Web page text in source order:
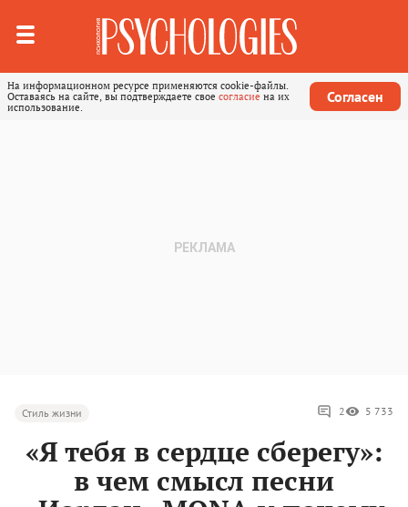
На информационном ресурсе применяются cookie-файлы.
Оставаясь на сайте, вы подтверждаете свое согласие на их
использование.
Согласен
Стиль жизни 2 5 733
«Я тебя в сердце сберегу»:
в чем смысл песни